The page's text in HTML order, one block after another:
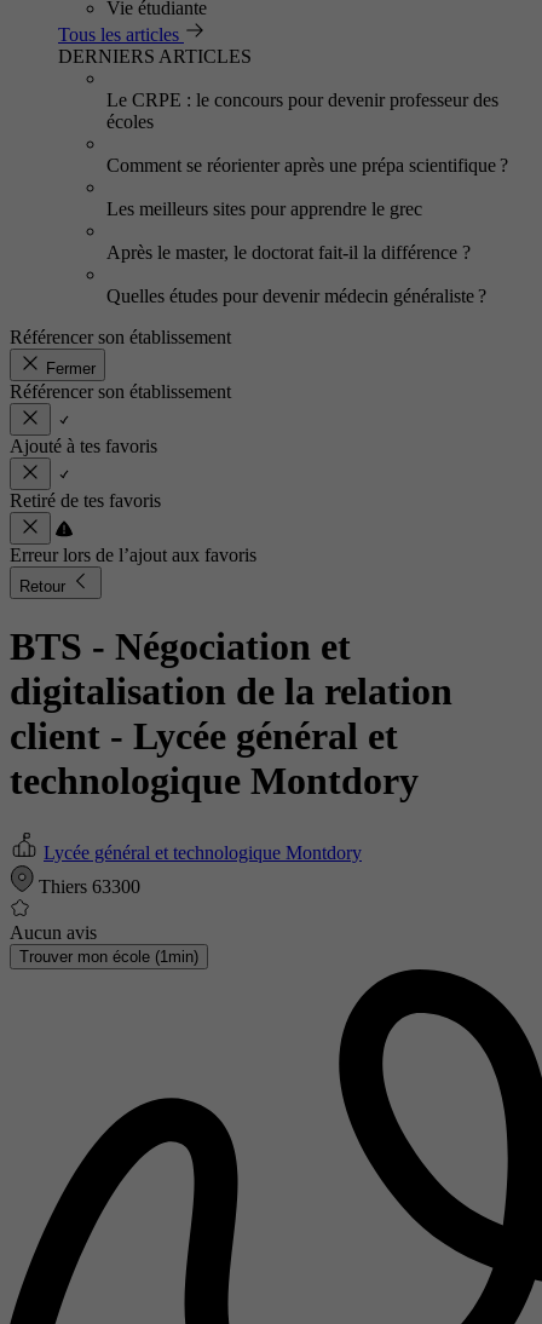
Vie étudiante
Tous les articles
DERNIERS ARTICLES
Le CRPE : le concours pour devenir professeur des
écoles
Comment se réorienter après une prépa scientifique ?
Les meilleurs sites pour apprendre le grec
Après le master, le doctorat fait-il la différence ?
Quelles études pour devenir médecin généraliste ?
Référencer son établissement
Fermer
Référencer son établissement
Ajouté à tes favoris
Retiré de tes favoris
Erreur lors de l’ajout aux favoris
Retour
BTS - Négociation et
digitalisation de la relation
client - Lycée général et
technologique Montdory
Lycée général et technologique Montdory
Thiers 63300
Aucun avis
Trouver mon école (1min)